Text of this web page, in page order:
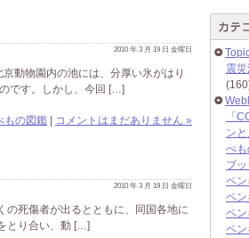
2010 年 3 月 19 日 金曜日
動物園内の池には、分厚い氷がはり
です。しかし、今回 […]
もの図鑑 コメントはまだありません »
2010 年 3 月 19 日 金曜日
死傷者が出るとともに、同国各地に
とり合い、動 […]
震
「
ンと
ぺ
ブ
ペ
ペ
ペ
ペ